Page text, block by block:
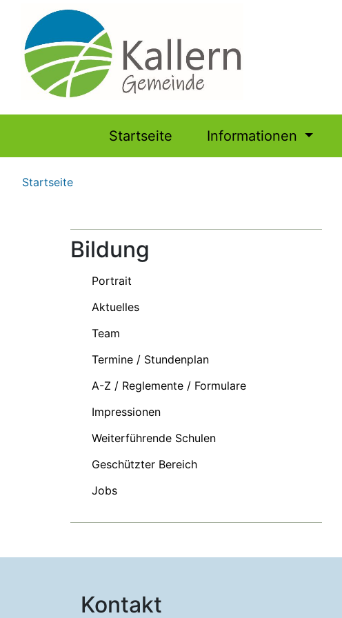
Hauptnavigation
Startseite Informationen
Pfadnavigation
Startseite
Bildung
Portrait
Aktuelles
Team
Termine / Stundenplan
A-Z / Reglemente / Formulare
Impressionen
Weiterführende Schulen
Geschützter Bereich
Jobs
Kontakt